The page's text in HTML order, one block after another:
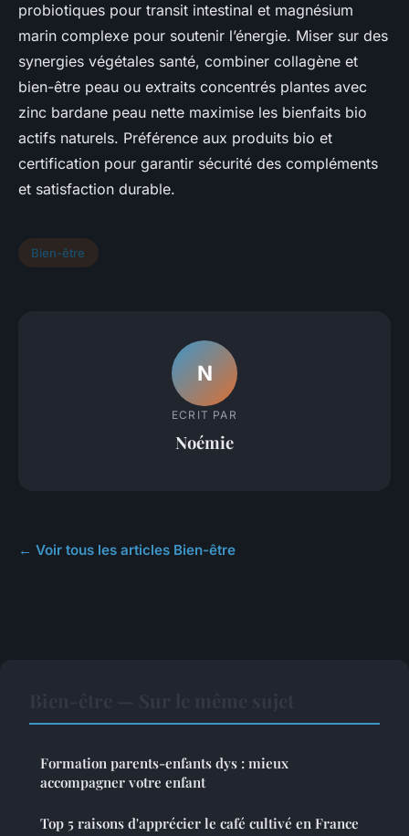
probiotiques pour transit intestinal et magnésium
marin complexe pour soutenir l’énergie. Miser sur des
synergies végétales santé, combiner collagène et
bien-être peau ou extraits concentrés plantes avec
zinc bardane peau nette maximise les bienfaits bio
actifs naturels. Préférence aux produits bio et
certification pour garantir sécurité des compléments
et satisfaction durable.
Bien-être
N
ECRIT PAR
Noémie
← Voir tous les articles Bien-être
Formation parents-enfants dys : mieux
accompagner votre enfant
Top 5 raisons d'apprécier le café cultivé en France